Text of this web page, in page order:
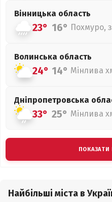
Вінницька область
23° 16° Похмуро,
Волинська область
24° 14° Мінлива
Дніпропетровська
33° 25° Мінлива
ПОКАЗАТИ
Найбільші міста в